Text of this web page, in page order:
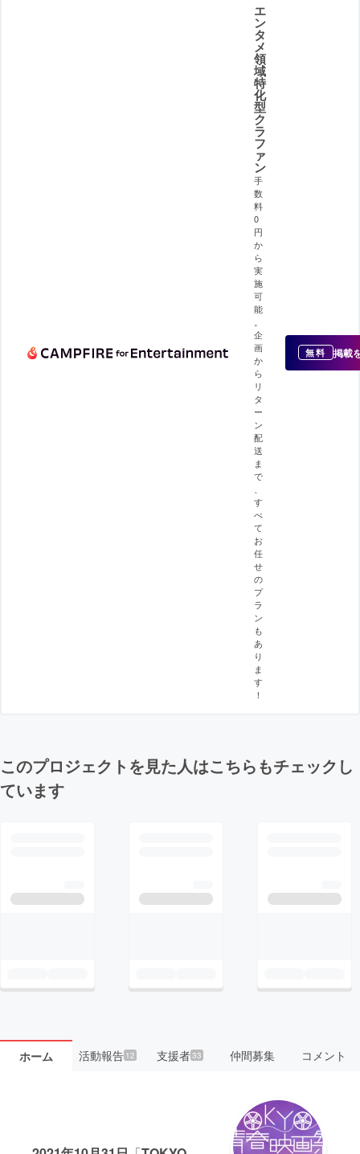
エ
ン
タ
メ
領
域
特
化
型
ク
ラ
フ
ァ
ン
手
数
料
0
円
か
ら
実
施
可
能
企
画
か
ら
リ
タ
ー
ン
配
送
ま
で
す
べ
て
お
任
せ
の
プ
ラ
ン
も
あ
り
ま
す
！
無料 掲載
このプロジェクトを見た人はこちらもチェックし
ています
ホーム 活動報告12 支援者33 仲間募集 コメント